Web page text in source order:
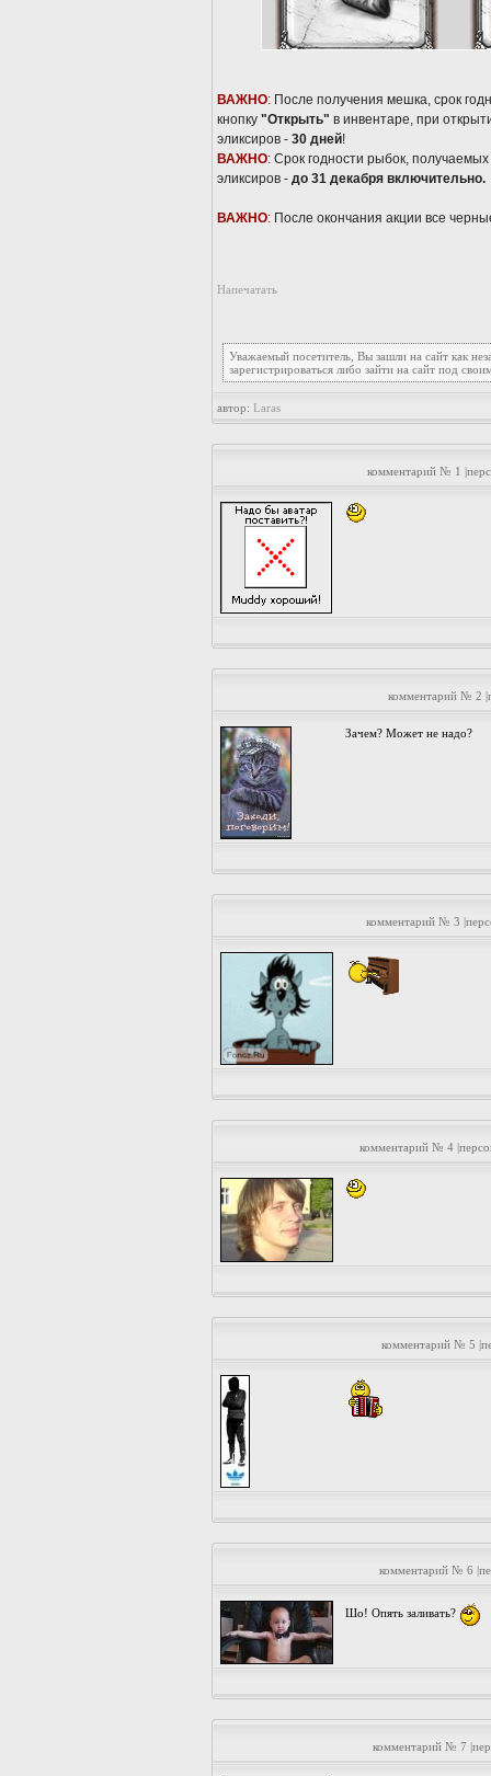
ВАЖНО: После получения мешка, срок
кнопку "Открыть" в инвентаре, при
эликсиров - 30 дней!
ВАЖНО: Срок годности рыбок,
эликсиров - до 31 декабря включительно.
ВАЖНО: После окончания акции все
Напечатать
Уважаемый посетитель, Вы зашли на сайт как
зарегистрироваться либо зайти на сайт под
автор: Laras
комментарий № 1
комментарий № 2
Зачем? Может не надо?
комментарий № 3
комментарий № 4
комментарий № 5
комментарий № 6
Шо! Опять заливать?
комментарий № 7